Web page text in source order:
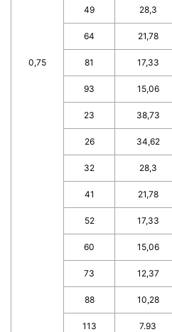
0,75
49 28,3
64 21,78
81 17,33
93 15,06
23 38,73
26 34,62
32 28,3
41 21,78
52 17,33
60 15,06
73 12,37
88 10,28
113 7.93